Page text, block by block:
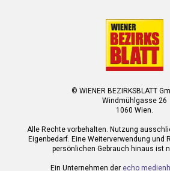
© WIENER BEZIRKSBLATT
Windmühlgasse 26
1060 Wien.
Alle Rechte vorbehalten. Nutzung
Eigenbedarf. Eine Weiterverwendung und
persönlichen Gebrauch hinaus ist
Ein Unternehmen der echo